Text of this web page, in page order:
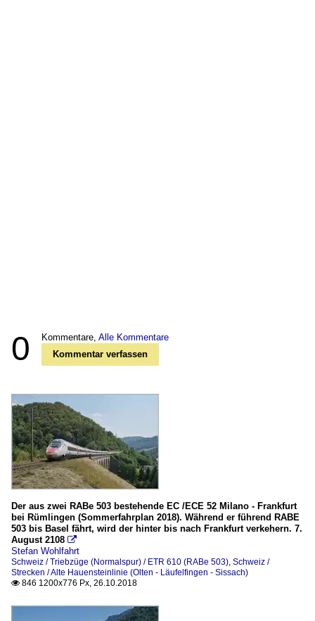
0 Kommentare, Alle Kommentare
Kommentar verfassen
Der aus zwei RABe 503 bestehende EC /ECE 52 Milano - Frankfurt
bei Rümlingen (Sommerfahrplan 2018). Während er führend RABE
503 bis Basel fährt, wird der hinter bis nach Frankfurt verkehern. 7.
August 2108 
Stefan Wohlfahrt
Schweiz / Triebzüge (Normalspur) / ETR 610 (RABe 503) Schweiz /
Strecken / Alte Hauensteinlinie (Olten - Läufelfingen - Sissach)
 846 1200x776 Px, 26.10.2018